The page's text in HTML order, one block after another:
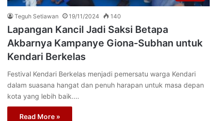
Teguh Setiawan 19/11/2024 140
Lapangan Kancil Jadi Saksi Betapa
Akbarnya Kampanye Giona-Subhan untuk
Kendari Berkelas
Festival Kendari Berkelas menjadi pemersatu warga Kendari
dalam suasana hangat dan penuh harapan untuk masa depan
kota yang lebih baik.…
Read More »